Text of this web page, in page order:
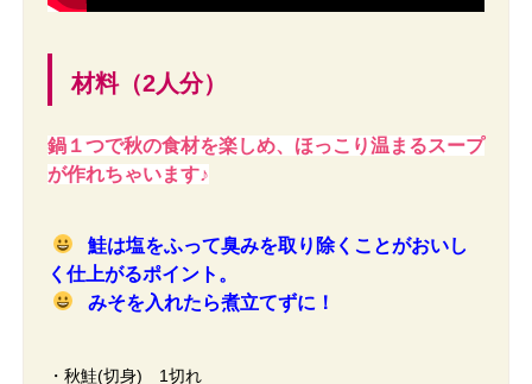
材料（2人分）
鍋１つで秋の食材を楽しめ、ほっこり温まるスープ
が作れちゃいます♪
鮭は塩をふって臭みを取り除くことがおいし
く仕上がるポイント。
みそを入れたら煮立てずに！
・秋鮭(切身) 1切れ